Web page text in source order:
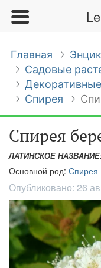
Главная
Садовые
Спирея
Спирея
ЛАТИНСКОЕ НАЗВАНИЕ:
Основной род: Спирея
Опубликовано: 26